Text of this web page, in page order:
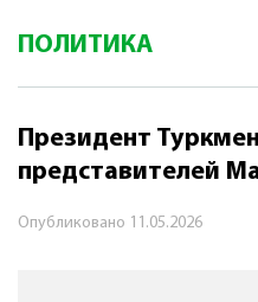
ПОЛИТИКА
Президент
представителей
Опубликовано 11.05.2026